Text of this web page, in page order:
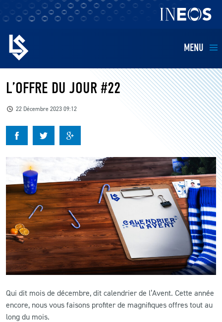
MENU
EQUIPES
BILLETTERIE
FANS
KIDS
BUSINESS
RESTAURATION
CLUB
CONTACT
ACTUALITÉS
LS E-SHOP
L’OFFRE DU JOUR #22
22 Décembre 2023 09:12
Qui dit mois de décembre, dit calendrier de l’Avent. Cette année
encore, nous vous faisons profiter de magnifiques offres tout au
long du mois.